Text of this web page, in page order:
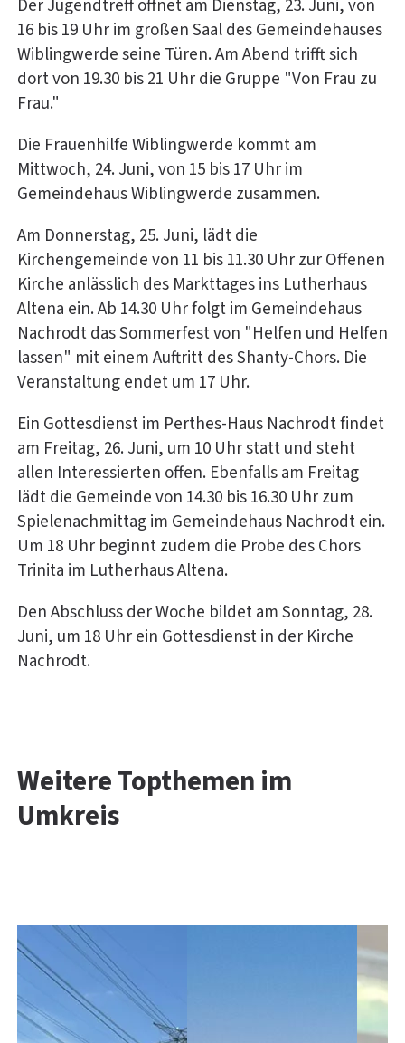
Der Jugendtreff öffnet am Dienstag, 23. Juni, von
16 bis 19 Uhr im großen Saal des Gemeindehauses
Wiblingwerde seine Türen. Am Abend trifft sich
dort von 19.30 bis 21 Uhr die Gruppe "Von Frau zu
Frau."
Die Frauenhilfe Wiblingwerde kommt am
Mittwoch, 24. Juni, von 15 bis 17 Uhr im
Gemeindehaus Wiblingwerde zusammen.
Am Donnerstag, 25. Juni, lädt die
Kirchengemeinde von 11 bis 11.30 Uhr zur Offenen
Kirche anlässlich des Markttages ins Lutherhaus
Altena ein. Ab 14.30 Uhr folgt im Gemeindehaus
Nachrodt das Sommerfest von "Helfen und Helfen
lassen" mit einem Auftritt des Shanty-Chors. Die
Veranstaltung endet um 17 Uhr.
Ein Gottesdienst im Perthes-Haus Nachrodt findet
am Freitag, 26. Juni, um 10 Uhr statt und steht
allen Interessierten offen. Ebenfalls am Freitag
lädt die Gemeinde von 14.30 bis 16.30 Uhr zum
Spielenachmittag im Gemeindehaus Nachrodt ein.
Um 18 Uhr beginnt zudem die Probe des Chors
Trinita im Lutherhaus Altena.
Den Abschluss der Woche bildet am Sonntag, 28.
Juni, um 18 Uhr ein Gottesdienst in der Kirche
Nachrodt.
Weitere Topthemen im
Umkreis